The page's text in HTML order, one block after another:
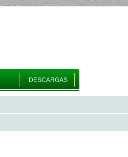
DESCARGAS